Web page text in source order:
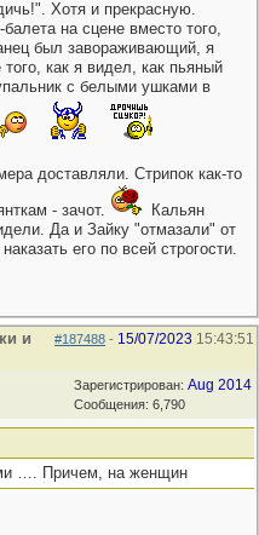
Хотя и прекрасную.
на сцене вместо того,
был завораживающий, я
как я видел, как пьяный
с белыми ушками в
доставляли. Стрипок как-то
- зачот.
Кальян
Да и Зайку "отмазали" от
его по всей строгости.
#187488 - 15/07/2023 15:43:51
и
Зарегистрирован: Aug 2014
Сообщения: 6,790
…. Причем, на женщин